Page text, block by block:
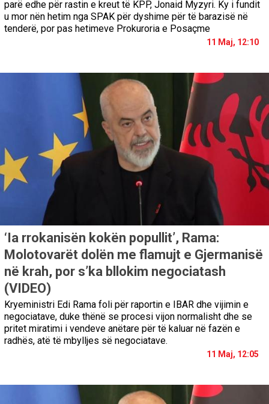
parë edhe për rastin e kreut të KPP, Jonaid Myzyri. Ky i fundit
u mor nën hetim nga SPAK për dyshime për të barazisë në
tenderë, por pas hetimeve Prokuroria e Posaçme
11 Maj, 12:10
‘Ia rrokanisën kokën popullit’, Rama:
Molotovarët dolën me flamujt e Gjermanisë
në krah, por s’ka bllokim negociatash
(VIDEO)
Kryeministri Edi Rama foli për raportin e IBAR dhe vijimin e
negociatave, duke thënë se procesi vijon normalisht dhe se
pritet miratimi i vendeve anëtare për të kaluar në fazën e
radhës, atë të mbylljes së negociatave.
11 Maj, 12:05